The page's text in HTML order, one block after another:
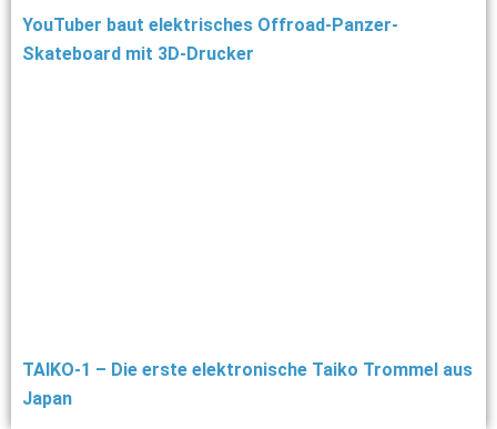
YouTuber baut elektrisches Offroad-Panzer-
Skateboard mit 3D-Drucker
TAIKO-1 – Die erste elektronische Taiko Trommel aus
Japan